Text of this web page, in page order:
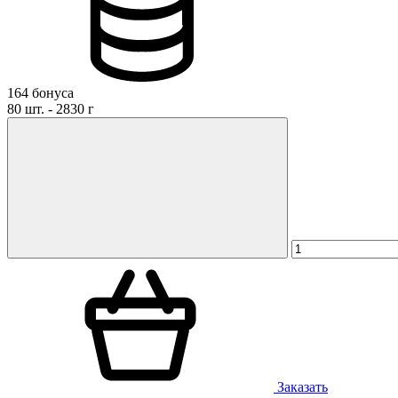
согласие на обработку персональных данных
персональных данных
согласие на публикацию моего отзыва на сайте и в
материалах компании
164 бонуса
80 шт. - 2830 г
Заказать